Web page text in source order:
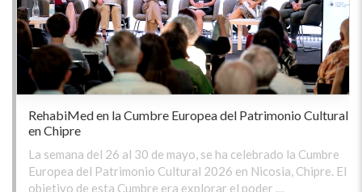
RehabiMed en la Cumbre Europea del Patrimonio Cultural
en Chipre
La semana del 26 al 30 de mayo, se ha celebrado la Cumbre
Europea del Patrimonio Cultural 2026 en Nicosia, Chipre. El
objetivo de esta Cumbre era explorar el poder …